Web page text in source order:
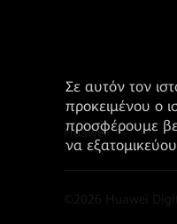
Huawei
Σε αυτόν τον
προκειμένου ο
προσφέρουμε
να